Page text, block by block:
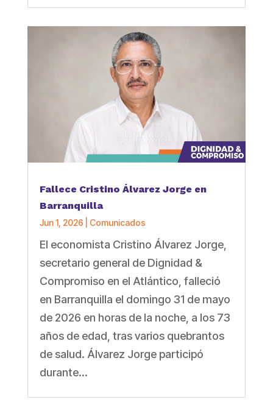
Fallece Cristino Álvarez Jorge en
Barranquilla
Jun 1, 2026 Comunicados
El economista Cristino Álvarez Jorge,
secretario general de Dignidad &
Compromiso en el Atlántico, falleció
en Barranquilla el domingo 31 de mayo
de 2026 en horas de la noche, a los 73
años de edad, tras varios quebrantos
de salud. Álvarez Jorge participó
durante...